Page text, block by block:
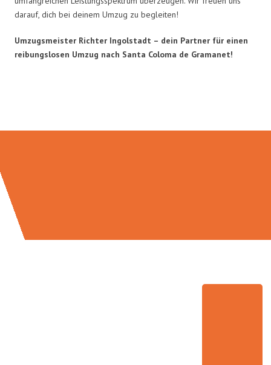
darauf, dich bei deinem Umzug zu begleiten!
Umzugsmeister Richter Ingolstadt – dein Partner für einen
reibungslosen Umzug nach Santa Coloma de Gramanet!